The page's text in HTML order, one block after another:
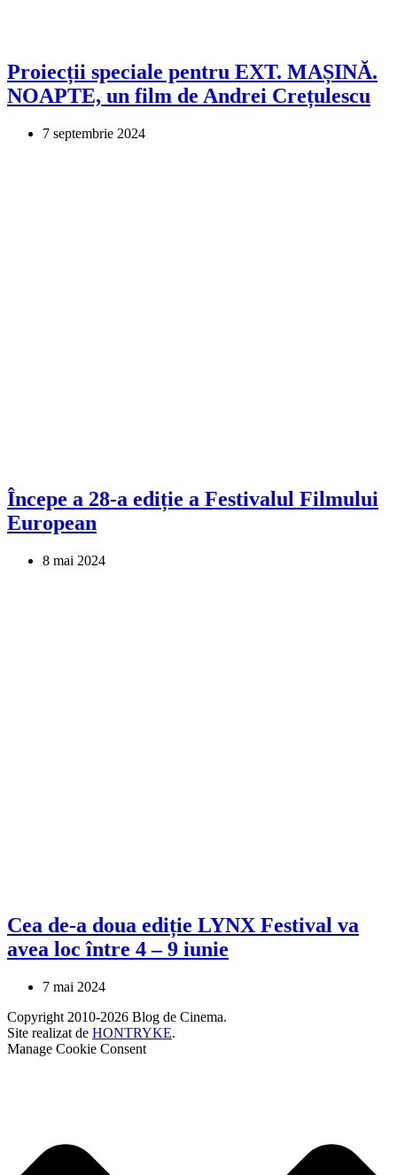
Proiecții speciale pentru EXT. MAȘINĂ.
NOAPTE, un film de Andrei Crețulescu
7 septembrie 2024
Începe a 28-a ediție a Festivalul Filmului
European
8 mai 2024
Cea de-a doua ediție LYNX Festival va
avea loc între 4 – 9 iunie
7 mai 2024
Copyright 2010-2026 Blog de Cinema.
Site realizat de HONTRYKE.
Manage Cookie Consent